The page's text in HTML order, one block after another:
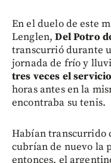
En el duelo de este
Lenglen,Del Potro
transcurrió durante
jornada de frío y
tres veces el
horas antes en la
encontraba su tenis.
Habían transcurrido
cubrían de nuevo la
entonces, el